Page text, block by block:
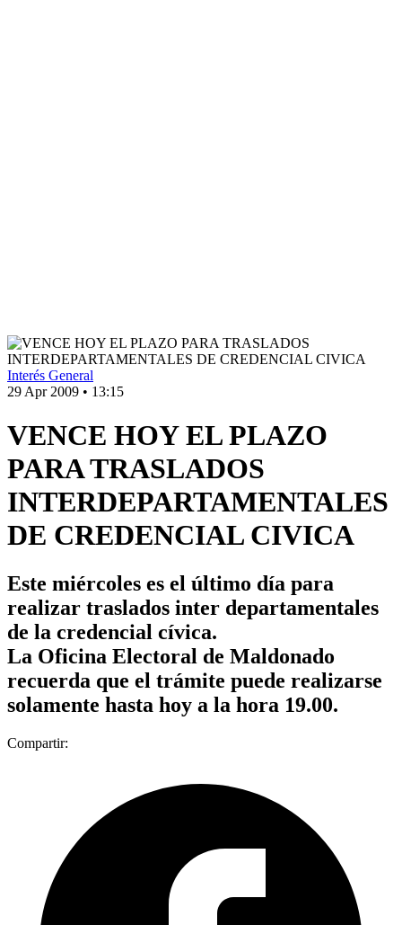
Interés General
29 Apr 2009 • 13:15
VENCE HOY EL PLAZO
PARA TRASLADOS
INTERDEPARTAMENTALES
DE CREDENCIAL CIVICA
Este miércoles es el último día para
realizar traslados inter departamentales
de la credencial cívica.
La Oficina Electoral de Maldonado
recuerda que el trámite puede realizarse
solamente hasta hoy a la hora 19.00.
Compartir: